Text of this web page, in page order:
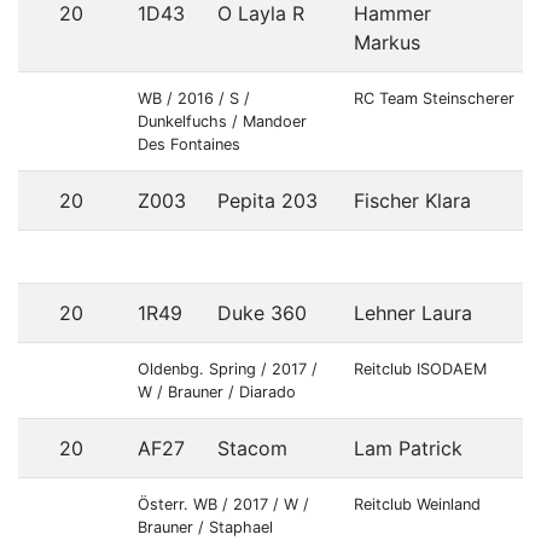
20 1D43 O Layla R
Hammer
Markus
WB / 2016 / S /
Dunkelfuchs / Mandoer
Des Fontaines
RC Team Steinscherer
20 Z003 Pepita 203 Fischer Klara
20 1R49 Duke 360 Lehner Laura
Oldenbg. Spring / 2017 /
W / Brauner / Diarado
Reitclub ISODAEM
20 AF27 Stacom Lam Patrick
Österr. WB / 2017 / W /
Brauner / Staphael
Reitclub Weinland